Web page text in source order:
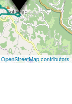
OpenStreetMap contributors